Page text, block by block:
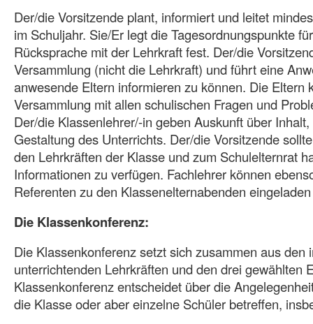
Der/die Vorsitzende plant, informiert und leitet
im Schuljahr. Sie/Er legt die Tagesordnungspunkte
Rücksprache mit der Lehrkraft fest. Der/die
Versammlung (nicht die Lehrkraft) und führt eine
anwesende Eltern informieren zu können. Die Eltern
Versammlung mit allen schulischen Fragen und
Der/die Klassenlehrer/-in geben Auskunft über
Gestaltung des Unterrichts. Der/die Vorsitzende
den Lehrkräften der Klasse und zum Schulelternrat
Informationen zu verfügen. Fachlehrer können
Referenten zu den Klassenelternabenden
Die Klassenkonferenz:
Die Klassenkonferenz setzt sich zusammen aus den
unterrichtenden Lehrkräften und den drei gewählten
Klassenkonferenz entscheidet über die
die Klasse oder aber einzelne Schüler betreffen,